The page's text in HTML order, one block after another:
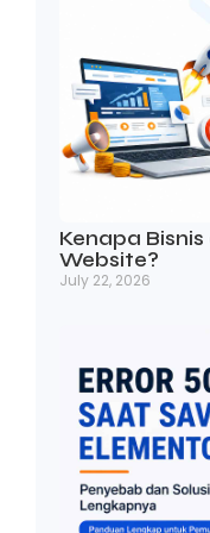
Kenapa
Website?
July 22, 2026